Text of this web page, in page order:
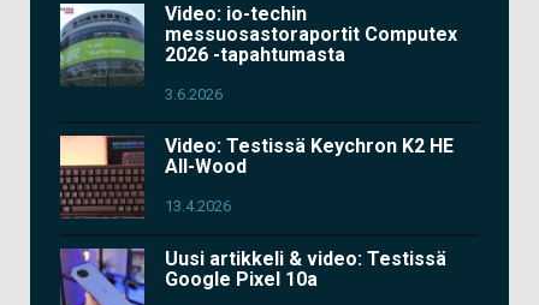
Video: io-techin
messuosastoraportit Computex
2026 -tapahtumasta
3.6.2026
Video: Testissä Keychron K2 HE
All-Wood
13.4.2026
Uusi artikkeli & video: Testissä
Google Pixel 10a